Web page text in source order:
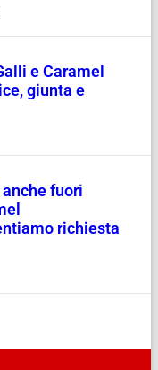
e Caramel
giunta e
fuori
richiesta